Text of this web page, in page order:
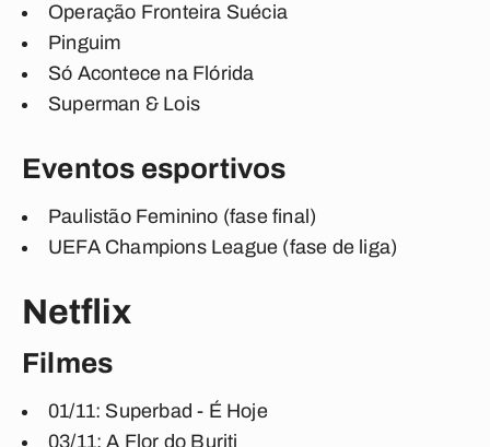
Operação Fronteira Suécia
Pinguim
Só Acontece na Flórida
Superman & Lois
Eventos esportivos
Paulistão Feminino (fase final)
UEFA Champions League (fase de liga)
Netflix
Filmes
01/11: Superbad - É Hoje
03/11: A Flor do Buriti